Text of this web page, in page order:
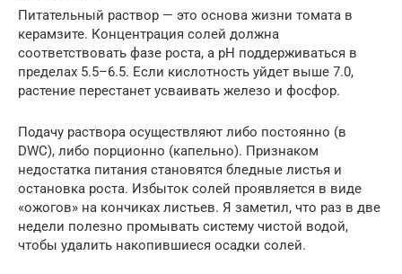
Питательный раствор — это основа жизни томата в
керамзите. Концентрация солей должна
соответствовать фазе роста, а pH поддерживаться в
пределах 5.5–6.5. Если кислотность уйдет выше 7.0,
растение перестанет усваивать железо и фосфор.
Подачу раствора осуществляют либо постоянно (в
DWC), либо порционно (капельно). Признаком
недостатка питания становятся бледные листья и
остановка роста. Избыток солей проявляется в виде
«ожогов» на кончиках листьев. Я заметил, что раз в две
недели полезно промывать систему чистой водой,
чтобы удалить накопившиеся осадки солей.